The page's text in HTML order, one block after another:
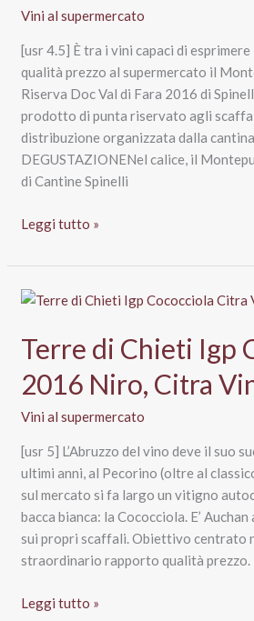
Vini al supermercato
[usr 4.5] È tra i vini capaci di
qualità prezzo al supermercato il
Riserva Doc Val di Fara 2016 di
prodotto di punta riservato agli
distribuzione organizzata dalla
DEGUSTAZIONENel calice, il
di Cantine Spinelli
Montepulciano
Riserva
Doc
2016
Fara,
Cantine
Spinelli
Leggi tutto »
Terre di Chieti Igp
2016 Niro, Citra
Vini al supermercato
[usr 5] L’Abruzzo del vino deve il suo
ultimi anni, al Pecorino (oltre al
sul mercato si fa largo un vitigno
bacca bianca: la Cococciola. E’
sui propri scaffali. Obiettivo centrato
straordinario rapporto qualità prezzo.
Terre
Leggi tutto »